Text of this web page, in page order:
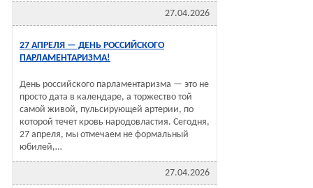
27.04.2026
27 АПРЕЛЯ — ДЕНЬ РОССИЙСКОГО
ПАРЛАМЕНТАРИЗМА!
День российского парламентаризма — это не
просто дата в календаре, а торжество той
самой живой, пульсирующей артерии, по
которой течет кровь народовластия. Сегодня,
27 апреля, мы отмечаем не формальный
юбилей,…
27.04.2026